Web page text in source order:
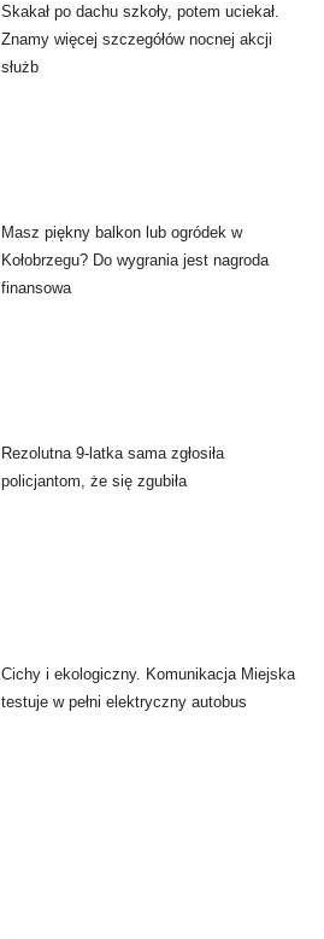
Skakał po dachu szkoły, potem uciekał.
Znamy więcej szczegółów nocnej akcji
służb
Masz piękny balkon lub ogródek w
Kołobrzegu? Do wygrania jest nagroda
finansowa
Rezolutna 9-latka sama zgłosiła
policjantom, że się zgubiła
Cichy i ekologiczny. Komunikacja Miejska
testuje w pełni elektryczny autobus